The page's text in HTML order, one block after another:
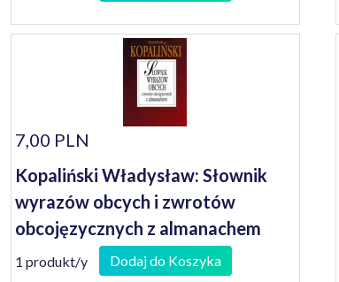
7,00 PLN
Kopaliński Władysław: Słownik
wyrazów obcych i zwrotów
obcojęzycznych z almanachem
1 produkt/y Dodaj do Koszyka